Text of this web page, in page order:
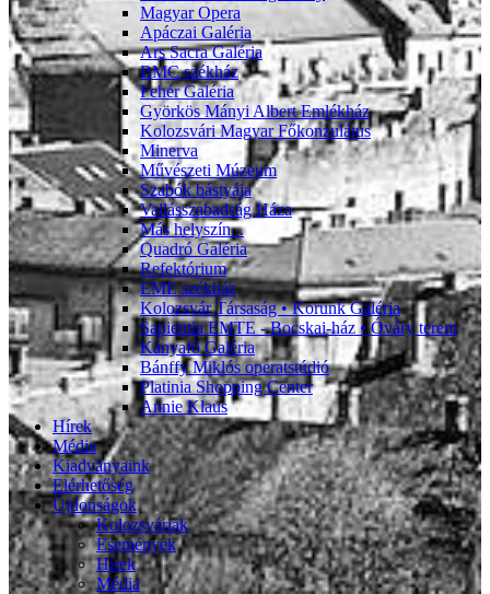
Magyar Opera
Apáczai Galéria
Ars Sacra Galéria
BMC székház
Fehér Galéria
Györkös Mányi Albert Emlékház
Kolozsvári Magyar Főkonzulátus
Minerva
Művészeti Múzeum
Szabók bástyája
Vallásszabadság Háza
Más helyszín...
Quadró Galéria
Refektórium
EME székház
Kolozsvár Társaság • Korunk Galéria
Sapientia EMTE - Bocskai-ház • Óváry terem
Kányafő Galéria
Bánffy Miklós operatstúdió
Platinia Shopping Center
Annie Klaus
Hírek
Média
Kiadványaink
Elérhetőség
Újdonságok
Kolozsváriak
Események
Hírek
Média